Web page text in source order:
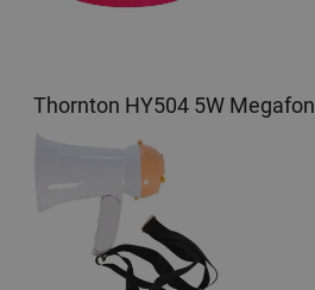
Thornton HY504 5W Megafon